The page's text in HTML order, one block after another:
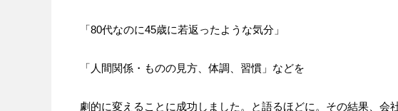
「80代なのに45歳に若返ったような気分」
「人間関係・ものの見方、体調、習慣」などを
劇的に変えることに成功しました。と語るほどに。その結果、